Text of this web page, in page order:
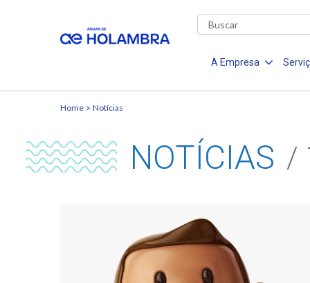
A Empresa
Home Notícias
NOTÍCIAS